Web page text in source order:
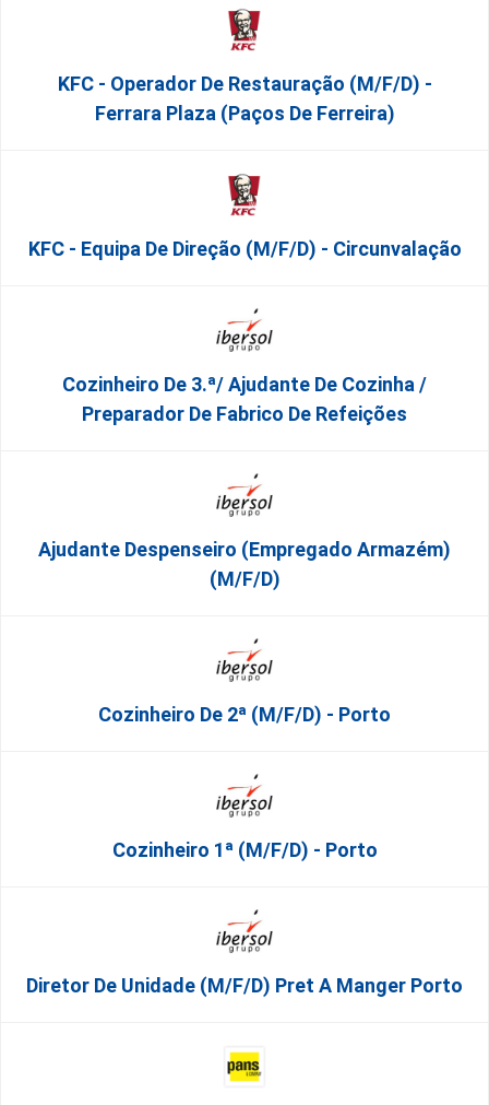
KFC - Operador De Restauração (m/f/d) -
Ferrara Plaza (Paços De Ferreira)
KFC - Equipa De Direção (m/f/d) - Circunvalação
Cozinheiro De 3.ª/ Ajudante De Cozinha /
Preparador De Fabrico De Refeições
Ajudante Despenseiro (empregado Armazém)
(M/F/D)
Cozinheiro De 2ª (M/F/D) - Porto
Cozinheiro 1ª (M/F/D) - Porto
Diretor De Unidade (m/f/d) Pret A Manger Porto